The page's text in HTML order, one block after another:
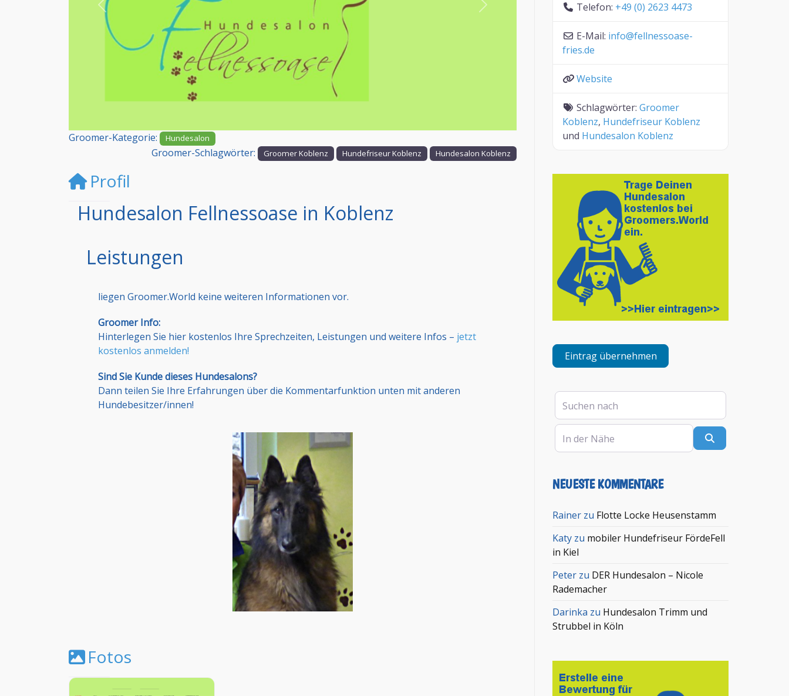
Vorheriges Nächstes
Groomer-Kategorie: Hundesalon
Groomer-Schlagwörter: Groomer Koblenz Hundefriseur Koblenz Hundesalon Koblenz
Profil
Hundesalon Fellnessoase in Koblenz
Leistungen
liegen Groomer.World keine weiteren Informationen vor.
Groomer Info:
Hinterlegen Sie hier kostenlos Ihre Sprechzeiten, Leistungen und weitere Infos – jetzt
kostenlos anmelden!
Sind Sie Kunde dieses Hundesalons?
Dann teilen Sie Ihre Erfahrungen über die Kommentarfunktion unten mit anderen
Hundebesitzer/innen!
Fotos
Telefon: +49 (0) 2623 4473
E-Mail: info@fellnessoase-
fries.de
Website
Schlagwörter:Groomer
Koblenz, Hundefriseur Koblenz
und Hundesalon Koblenz
Eintrag übernehmen
Suchen nach
In der Nähe
NEUESTE KOMMENTARE
Rainer zu Flotte Locke Heusenstamm
Katy zu mobiler Hundefriseur FördeFell
in Kiel
Peter zu DER Hundesalon – Nicole
Rademacher
Darinka zu Hundesalon Trimm und
Strubbel in Köln